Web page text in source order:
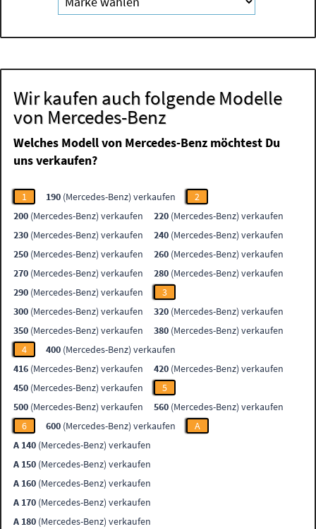
Wir kaufen auch folgende Modelle
von Mercedes-Benz
Welches Modell von Mercedes-Benz möchtest Du
uns verkaufen?
1 190 (Mercedes-Benz) verkaufen
2
200 (Mercedes-Benz) verkaufen 220 (Mercedes-Benz) verkaufen
230 (Mercedes-Benz) verkaufen 240 (Mercedes-Benz) verkaufen
250 (Mercedes-Benz) verkaufen 260 (Mercedes-Benz) verkaufen
270 (Mercedes-Benz) verkaufen 280 (Mercedes-Benz) verkaufen
290 (Mercedes-Benz) verkaufen
3
300 (Mercedes-Benz) verkaufen 320 (Mercedes-Benz) verkaufen
350 (Mercedes-Benz) verkaufen 380 (Mercedes-Benz) verkaufen
4
400 (Mercedes-Benz) verkaufen
416 (Mercedes-Benz) verkaufen 420 (Mercedes-Benz) verkaufen
450 (Mercedes-Benz) verkaufen
5
500 (Mercedes-Benz) verkaufen 560 (Mercedes-Benz) verkaufen
6
600 (Mercedes-Benz) verkaufen
A
A 140 (Mercedes-Benz) verkaufen
A 150 (Mercedes-Benz) verkaufen
A 160 (Mercedes-Benz) verkaufen
A 170 (Mercedes-Benz) verkaufen
A 180 (Mercedes-Benz) verkaufen